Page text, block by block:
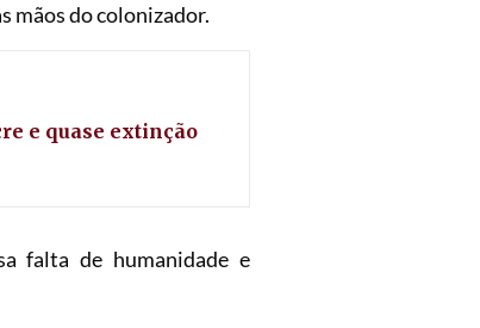
mãos do colonizador.
e quase extinção
falta de humanidade e